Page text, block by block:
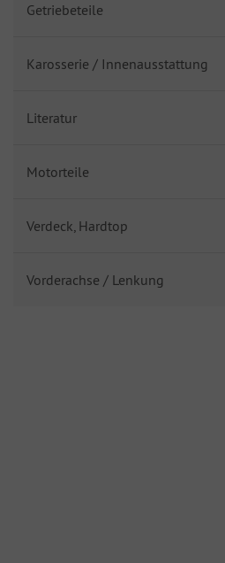
Getriebeteile
Karosserie / Innenausstattung
Literatur
Motorteile
Verdeck, Hardtop
Vorderachse / Lenkung